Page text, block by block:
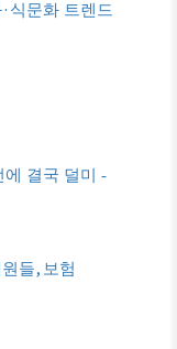
· 식문화 트렌드
에 결국 덜미 -
들, 보험